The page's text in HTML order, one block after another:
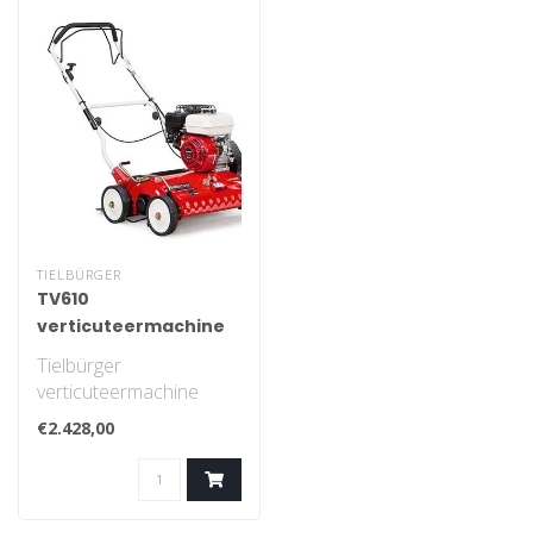
TIELBÜRGER
TV610
verticuteermachine
Tielbürger
verticuteermachine
€2.428,00